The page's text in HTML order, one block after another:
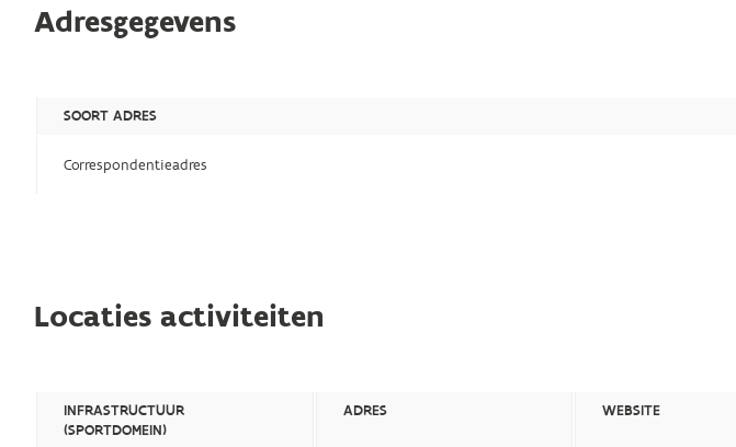
Adresgegevens
SOORT ADRES
Correspondentieadres
Locaties activiteiten
INFRASTRUCTUUR
(SPORTDOMEIN)
ADRES WEBSITE